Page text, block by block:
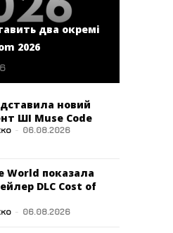
два окремі
2026
новий
ШІ Muse Code
- 06.08.2026
World показала
DLC Cost of
- 06.08.2026